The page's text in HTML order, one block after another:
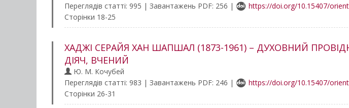
Переглядів статті: 995 | Завантажень PDF: 256 |
https://doi.org/10.15407/
Сторінки 18-25
ХАДЖІ СЕРАЙЯ ХАН ШАПШАЛ (1873-1961) – ДУХОВНИЙ
ДІЯЧ, ВЧЕНИЙ
Ю. М. Кочубей
Переглядів статті: 983 | Завантажень PDF: 246 |
https://doi.org/10.15407/
Сторінки 26-31